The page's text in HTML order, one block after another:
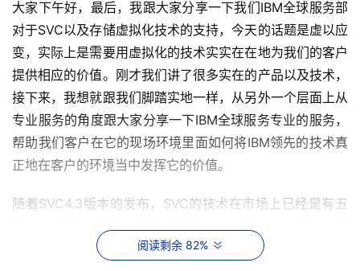
大家下午好，最后，我跟大家分享一下我们IBM全球服务部
对于SVC以及存储虚拟化技术的支持，今天的话题是虚以应
变，实际上是需要用虚拟化的技术实实在在地为我们的客户
提供相应的价值。刚才我们讲了很多实在的产品以及技术，
接下来，我想就跟我们脚踏实地一样，从另外一个层面上从
专业服务的角度跟大家分享一下IBM全球服务专业的服务，
帮助我们客户在它的现场环境里面如何将IBM领先的技术真
正地在客户的环境当中发挥它的价值。
随着SVC4.3版本的发布，SVC的技术在市场上已经是有五
年的时间了，回首这五年的历程，从存储虚拟化诞生、发
展、成熟以及被客户认可、广泛地应用，刚才在侯总和朱总
阅读剩余 82%